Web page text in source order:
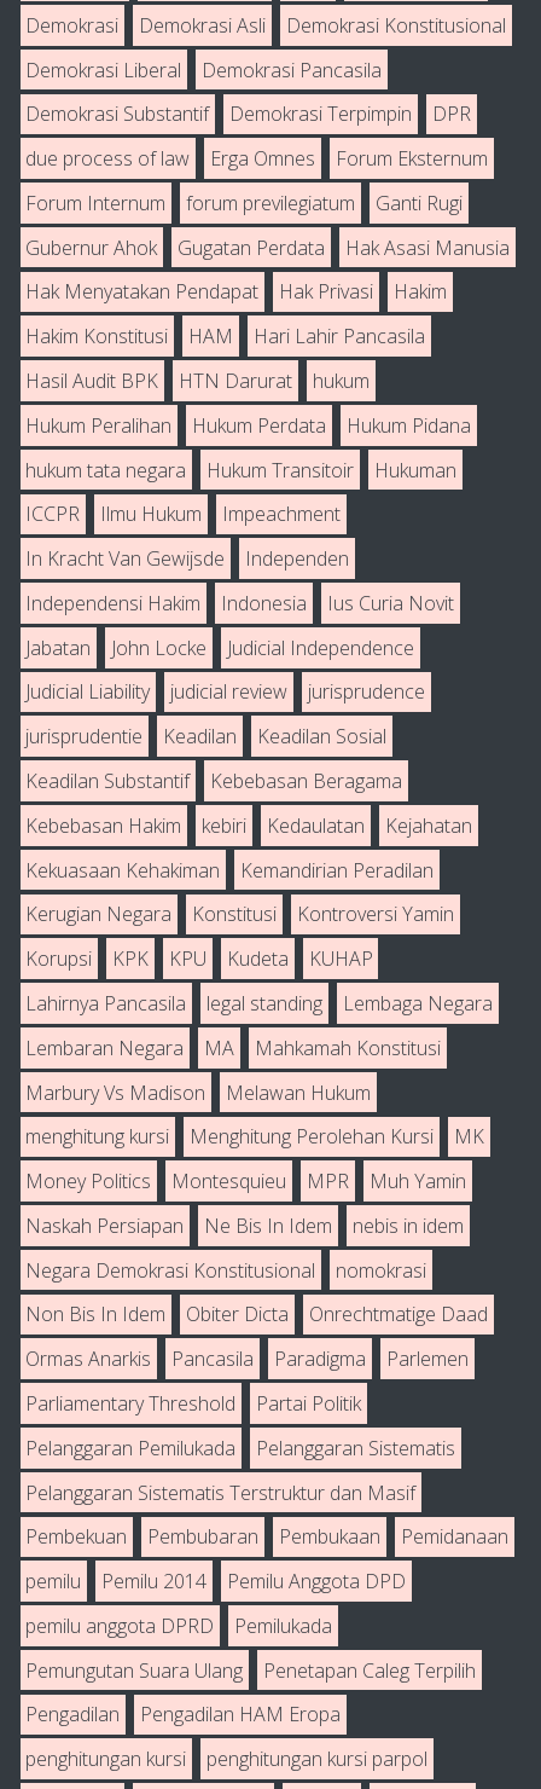
Demokrasi Demokrasi Asli
Demokrasi Konstitusional
Demokrasi Liberal
Demokrasi Pancasila
Demokrasi Substantif
Demokrasi Terpimpin
DPR
due process of law
Erga Omnes
Forum Eksternum
Forum Internum
forum previlegiatum
Ganti Rugi
Gubernur Ahok
Gugatan Perdata
Hak Asasi Manusia
Hak Menyatakan Pendapat
Hak Privasi
Hakim
Hakim Konstitusi
HAM
Hari Lahir Pancasila
Hasil Audit BPK
HTN Darurat
hukum
Hukum Peralihan
Hukum Perdata
Hukum Pidana
hukum tata negara
Hukum Transitoir
Hukuman
ICCPR
Ilmu Hukum
Impeachment
In Kracht Van Gewijsde
Independen
Independensi Hakim
Indonesia
Ius Curia Novit
Jabatan
John Locke
Judicial Independence
Judicial Liability
judicial review
jurisprudence
jurisprudentie
Keadilan
Keadilan Sosial
Keadilan Substantif
Kebebasan Beragama
Kebebasan Hakim
kebiri Kedaulatan
Kejahatan
Kekuasaan Kehakiman
Kemandirian Peradilan
Kerugian Negara
Konstitusi
Kontroversi Yamin
Korupsi
KPK KPU Kudeta
KUHAP
Lahirnya Pancasila
legal standing
Lembaga Negara
Lembaran Negara
MA
Mahkamah Konstitusi
Marbury Vs Madison
Melawan Hukum
menghitung kursi
Menghitung Perolehan Kursi
MK
Money Politics
Montesquieu MPR
Muh Yamin
Naskah Persiapan
Ne Bis In Idem
nebis in idem
Negara Demokrasi Konstitusional
nomokrasi
Non Bis In Idem
Obiter Dicta
Onrechtmatige Daad
Ormas Anarkis
Pancasila Paradigma
Parlemen
Parliamentary Threshold
Partai Politik
Pelanggaran Pemilukada
Pelanggaran Sistematis
Pelanggaran Sistematis Terstruktur dan Masif
Pembekuan
Pembubaran Pembukaan
Pemidanaan
pemilu
Pemilu 2014
Pemilu Anggota DPD
pemilu anggota DPRD
Pemilukada
Pemungutan Suara Ulang
Penetapan Caleg Terpilih
Pengadilan
Pengadilan HAM Eropa
penghitungan kursi
penghitungan kursi parpol